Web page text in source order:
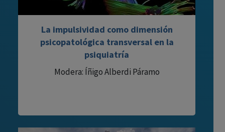
La impulsividad como dimensión
psicopatológica transversal en la
psiquiatría
Modera: Íñigo Alberdi Páramo